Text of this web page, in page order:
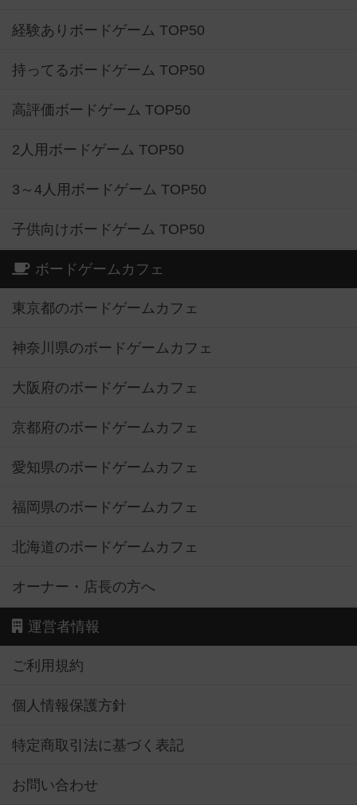
経験ありボードゲーム TOP50
持ってるボードゲーム TOP50
高評価ボードゲーム TOP50
2人用ボードゲーム TOP50
3～4人用ボードゲーム TOP50
子供向けボードゲーム TOP50
ボードゲームカフェ
東京都のボードゲームカフェ
神奈川県のボードゲームカフェ
大阪府のボードゲームカフェ
京都府のボードゲームカフェ
愛知県のボードゲームカフェ
福岡県のボードゲームカフェ
北海道のボードゲームカフェ
オーナー・店長の方へ
運営者情報
ご利用規約
個人情報保護方針
特定商取引法に基づく表記
お問い合わせ